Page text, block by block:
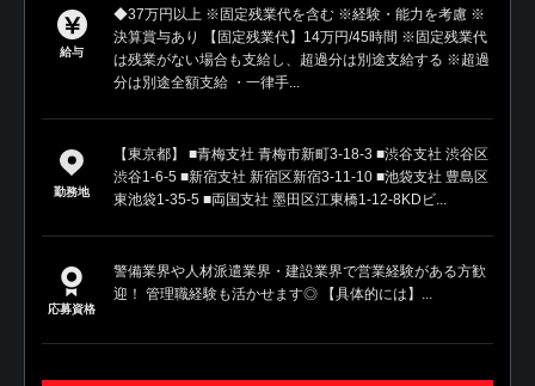
給与
◆37万円以上 ※固定残業代を含む ※経験・能力を考慮 ※
決算賞与あり 【固定残業代】14万円/45時間 ※固定残業代
は残業がない場合も支給し、超過分は別途支給する ※超過
分は別途全額支給 ・一律手...
勤務地
【東京都】 ■青梅支社 青梅市新町3-18-3 ■渋谷支社 渋谷区
渋谷1-6-5 ■新宿支社 新宿区新宿3-11-10 ■池袋支社 豊島区
東池袋1-35-5 ■両国支社 墨田区江東橋1-12-8KDビ...
応募資格
警備業界や人材派遣業界・建設業界で営業経験がある方歓
迎！ 管理職経験も活かせます◎ 【具体的には】...